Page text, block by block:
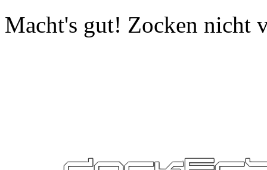
Macht's gut! Zocken nicht